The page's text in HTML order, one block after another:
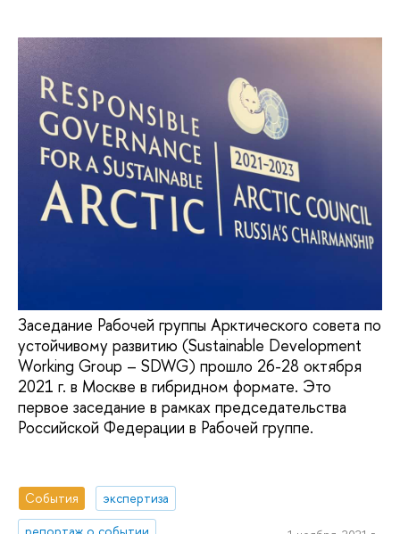
Заседание Рабочей группы Арктического совета по
устойчивому развитию (Sustainable Development
Working Group – SDWG) прошло 26-28 октября
2021 г. в Москве в гибридном формате. Это
первое заседание в рамках председательства
Российской Федерации в Рабочей группе.
События
экспертиза